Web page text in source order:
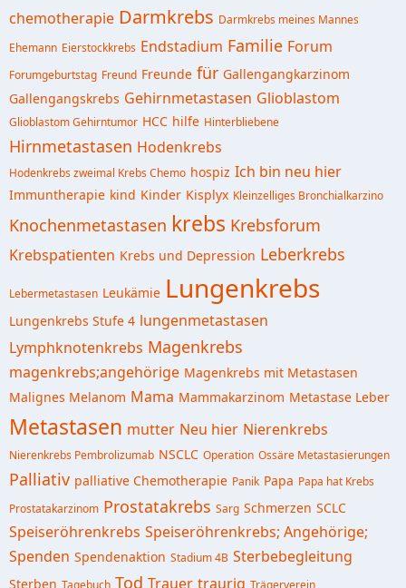
chemotherapie Darmkrebs Darmkrebs meines Mannes
Ehemann Eierstockkrebs Endstadium Familie Forum
Forumgeburtstag Freund Freunde für Gallengangkarzinom
Gallengangskrebs Gehirnmetastasen Glioblastom
Glioblastom Gehirntumor HCC hilfe Hinterbliebene
Hirnmetastasen Hodenkrebs
Hodenkrebs zweimal Krebs Chemo hospiz Ich bin neu hier
Immuntherapie kind Kinder Kisplyx Kleinzelliges Bronchialkarzino
Knochenmetastasen krebs Krebsforum
Krebspatienten Krebs und Depression Leberkrebs
Lebermetastasen Leukämie Lungenkrebs
Lungenkrebs Stufe 4 lungenmetastasen
Lymphknotenkrebs Magenkrebs
magenkrebs;angehörige Magenkrebs mit Metastasen
Malignes Melanom Mama Mammakarzinom Metastase Leber
Metastasen mutter Neu hier Nierenkrebs
Nierenkrebs Pembrolizumab NSCLC Operation Ossäre Metastasierungen
Palliativ palliative Chemotherapie Panik Papa Papa hat Krebs
Prostatakarzinom Prostatakrebs Sarg Schmerzen SCLC
Speiseröhrenkrebs Speiseröhrenkrebs; Angehörige;
Spenden Spendenaktion Stadium 4B Sterbebegleitung
Sterben Tagebuch Tod Trauer traurig Trägerverein